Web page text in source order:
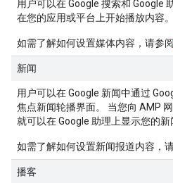
用户可以在 Google 搜索和 Google
在您的应用或平台上开始播放内容。
如需了解如何设置媒体内容，请参阅
新闻
用户可以在 Google 新闻中通过
焦点新闻轮播界面。 当您向 AMP
就可以在 Google 助理上显示您的新
如需了解如何设置新闻报道内容，
播客